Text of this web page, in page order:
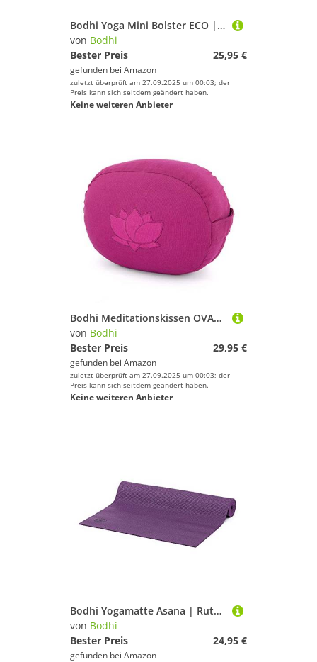
Bodhi Yoga Mini Bolster ECO | Ø 14 cm | 100% Bio-Baumwolle | Nackenrolle mit Buchweizenschalen | Yogabolster mit abnehmbarem und waschbarem Bezug | Yogarolle für Meditation | aubergine
von Bodhi
Bester Preis
25,95 €
gefunden bei Amazon
zuletzt überprüft am 27.09.2025 um 00:03; der
Preis kann sich seitdem geändert haben.
Keine weiteren Anbieter
Bodhi Meditationskissen OVAL mit Lotus Stickerei | aus Bio-Baumwolle aubergine mit Lotus (aubergine)
von Bodhi
Bester Preis
29,95 €
gefunden bei Amazon
zuletzt überprüft am 27.09.2025 um 00:03; der
Preis kann sich seitdem geändert haben.
Keine weiteren Anbieter
Bodhi Yogamatte Asana | Rutschfeste Übungsmatte | Schadstofffrei & Waschbar | Matte aus PVC | Fitnessmatte für Yoga, Pilates & Gymnastik | Antirutschmatte für deine Yogapraxis | Aubergine
von Bodhi
Bester Preis
24,95 €
gefunden bei Amazon